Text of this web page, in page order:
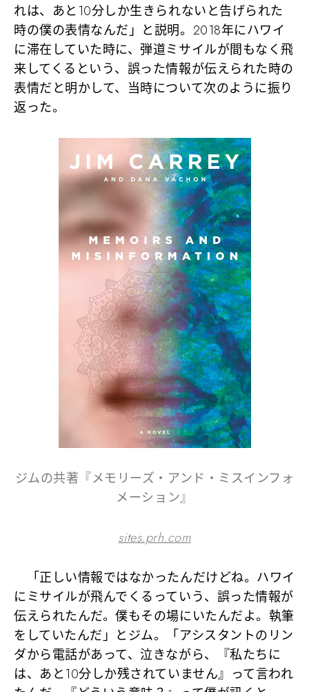
れは、あと10分しか生きられないと告げられた
時の僕の表情なんだ」と説明。2018年にハワイ
に滞在していた時に、弾道ミサイルが間もなく飛
来してくるという、誤った情報が伝えられた時の
表情だと明かして、当時について次のように振り
返った。
ジムの共著『メモリーズ・アンド・ミスインフォ
メーション』
sites.prh.com
「正しい情報ではなかったんだけどね。ハワイ
にミサイルが飛んでくるっていう、誤った情報が
伝えられたんだ。僕もその場にいたんだよ。執筆
をしていたんだ」とジム。「アシスタントのリン
ダから電話があって、泣きながら、『私たちに
は、あと10分しか残されていません』って言われ